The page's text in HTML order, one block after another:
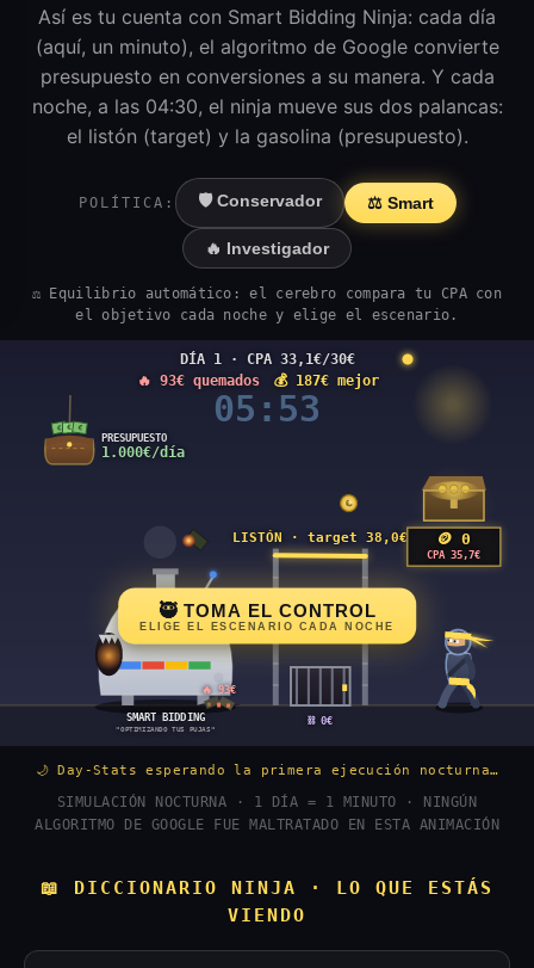
Así es tu cuenta con Smart Bidding Ninja: cada día
(aquí, un minuto), el algoritmo de Google convierte
presupuesto en conversiones a su manera. Y cada
noche, a las 04:30, el ninja mueve sus dos palancas:
el listón (target) y la gasolina (presupuesto).
POLÍTICA: 🛡️ Conservador ⚖️ Smart
🔥 Investigador
⚖️ Equilibrio automático: el cerebro compara tu CPA con
el objetivo cada noche y elige el escenario.
🥷 TOMA EL CONTROL
ELIGE EL ESCENARIO CADA NOCHE
🌙 Day-Stats esperando la primera ejecución nocturna…
SIMULACIÓN NOCTURNA · 1 DÍA = 1 MINUTO · NINGÚN
ALGORITMO DE GOOGLE FUE MALTRATADO EN ESTA ANIMACIÓN
📖 DICCIONARIO NINJA · LO QUE ESTÁS
VIENDO